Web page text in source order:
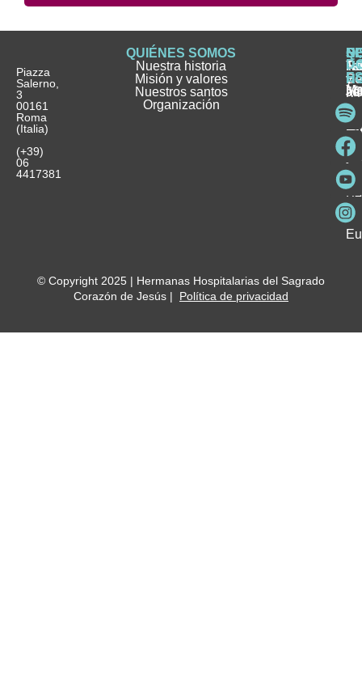
Piazza
Salerno,
3
00161
Roma
(Italia)
(+39)
06
4417381
QUIÉNES SOMOS
Nuestra historia
Misión y valores
Nuestros santos
Organización
e
y
y
© Copyright 2025 | Hermanas Hospitalarias del Sagrado
Corazón de Jesús | Política de privacidad